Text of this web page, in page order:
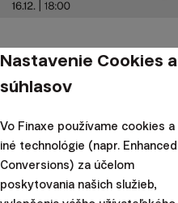
Nastavenie Cookies a
súhlasov
Vo Finaxe používame cookies a
iné technológie (napr. Enhanced
Conversions) za účelom
poskytovania našich služieb,